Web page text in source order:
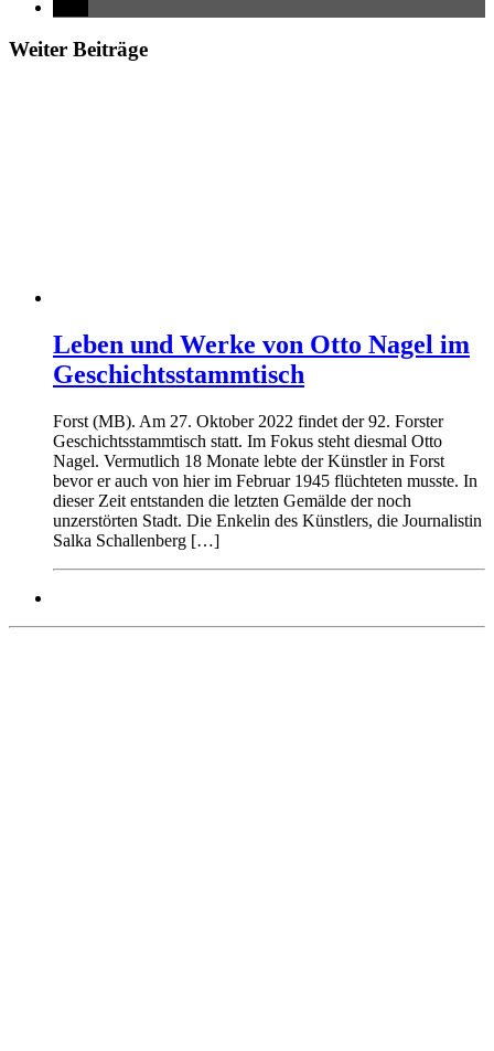
Weiter Beiträge
Leben und Werke von Otto Nagel im
Geschichtsstammtisch
Forst (MB). Am 27. Oktober 2022 findet der 92. Forster
Geschichtsstammtisch statt. Im Fokus steht diesmal Otto
Nagel. Vermutlich 18 Monate lebte der Künstler in Forst
bevor er auch von hier im Februar 1945 flüchteten musste. In
dieser Zeit entstanden die letzten Gemälde der noch
unzerstörten Stadt. Die Enkelin des Künstlers, die Journalistin
Salka Schallenberg […]